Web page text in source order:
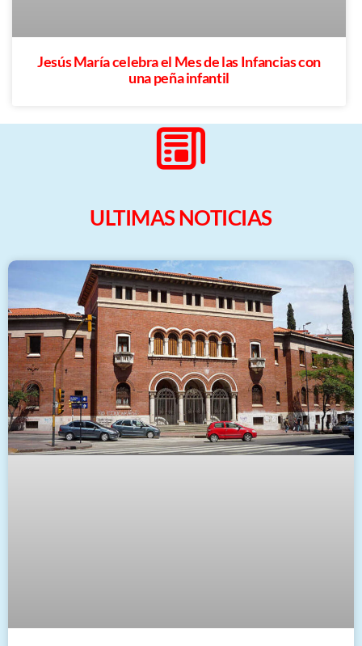
Jesús María celebra el Mes de las Infancias con
una peña infantil
ULTIMAS NOTICIAS